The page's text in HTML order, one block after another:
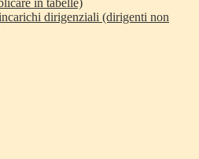
in tabelle)
dirigenziali (dirigenti non